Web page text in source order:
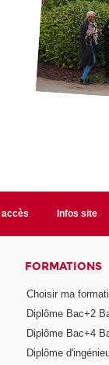
Infos site
FORMATIONS
Choisir ma
Diplôme Bac+2
Diplôme Bac+4
Diplôme